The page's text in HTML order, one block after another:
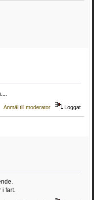
Anmäl till moderator Loggat
i fart.